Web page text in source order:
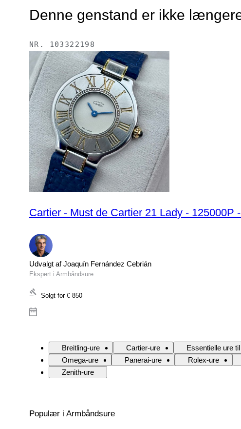
Denne genstand er ikke
NR. 103322198
Cartier - Must de Cartier 21 Lady - 125000P
Udvalgt af Joaquín Fernández Cebrián
Ekspert i Armbåndsure
Solgt for € 850
Breitling-ure Cartier-ure Essentielle ure
Omega-ure
Panerai-ure Rolex-ure
Zenith-ure
Populær i Armbåndsure